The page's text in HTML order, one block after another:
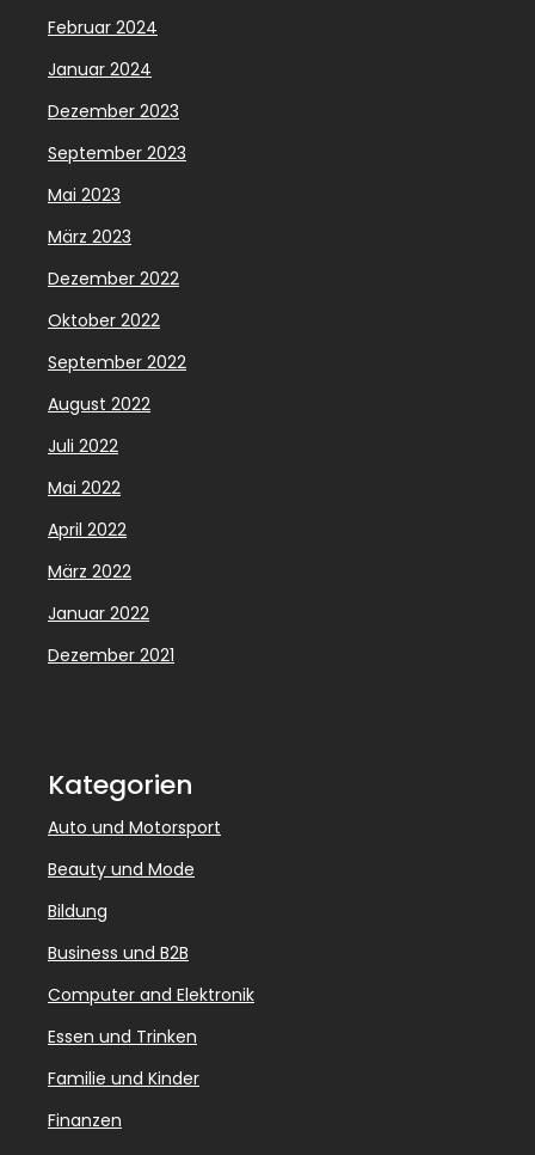
Februar 2024
Januar 2024
Dezember 2023
September 2023
Mai 2023
März 2023
Dezember 2022
Oktober 2022
September 2022
August 2022
Juli 2022
Mai 2022
April 2022
März 2022
Januar 2022
Dezember 2021
Kategorien
Auto und Motorsport
Beauty und Mode
Bildung
Business und B2B
Computer and Elektronik
Essen und Trinken
Familie und Kinder
Finanzen